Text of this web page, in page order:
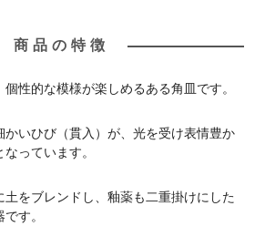
商品の特徴
性的な模様が楽しめるある角皿です。
かいひび（貫入）が、光を受け表情豊か
っています。
をブレンドし、釉薬も二重掛けにした
す。